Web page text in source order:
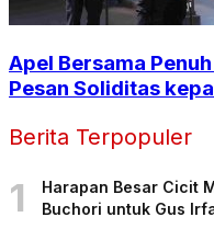
Apel Bersama
Pesan Soliditas
Berita Terpopuler
1
Harapan Besar Cicit
Buchori untuk Gus